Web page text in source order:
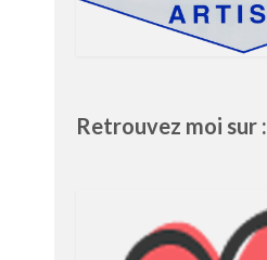
Retrouvez moi sur :